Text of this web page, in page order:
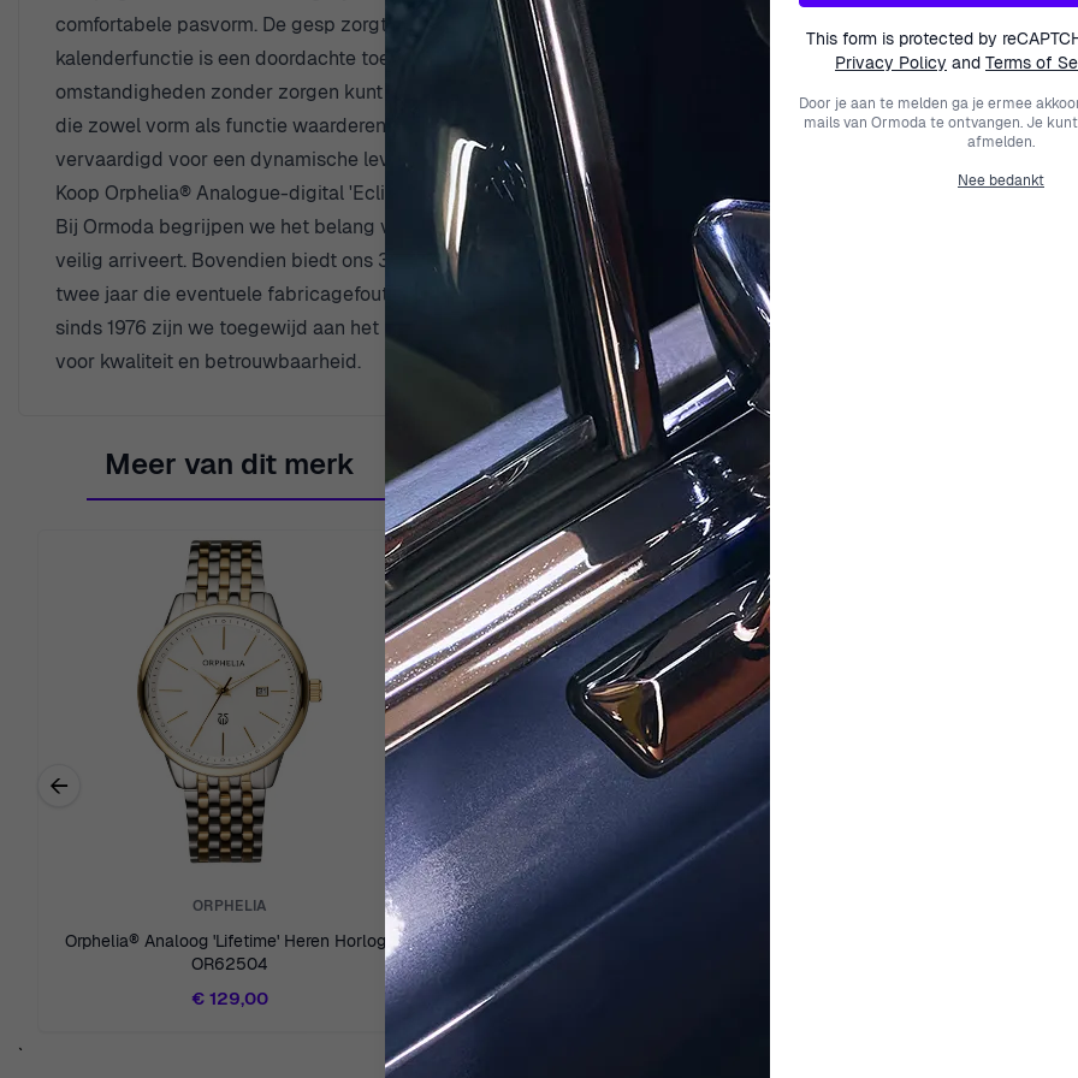
comfortabele pasvorm. De gesp zorgt voor extra gemak, zodat het horloge veilig om je pols blijft zitten, of je nu op
kalenderfunctie is een doordachte toevoeging die je helpt georganiseerd te blijven, terwijl de waterbestendigheid
omstandigheden zonder zorgen kunt dragen. Dit horloge is niet alleen een hulpmiddel voor het bijhouden van de
die zowel vorm als functie waarderen. Omarm je avontuurlijke geest met de Orphelia® Analogue-digital 'Eclips'
vervaardigd voor een dynamische levensstijl.
Koop Orphelia® Analogue-digital 'Eclips' Herenhorloge bij Ormoda
Bij Ormoda begrijpen we het belang van het kiezen van het juiste tijdstuk. Daarom bieden we gratis
veilig arriveert. Bovendien biedt ons 30-dagen gratis retourbeleid je de gemoedsrust dat jouw tevredenheid onze
twee jaar die eventuele fabricagefouten dekt. Ons deskundige klantenserviceteam staat altijd klaar om je te
sinds 1976 zijn we toegewijd aan het bieden van onze klanten uitzonderlijke service en een naadloze
voor kwaliteit en betrouwbaarheid.
Meer van dit merk
Previous related products
←
ORPHELIA
Orphelia® Analoog 'Lifetime' Heren Horloge
OR62504
€ 129,00
ORPHELIA
Orphelia® Analoog 'Sentique' Heren Horloge
`
This form is protected by
Privacy Policy and Terms of
Door je aan te melden ga je ermee
mails van Ormoda te ontvangen. Je
afmelden.
Nee bedankt